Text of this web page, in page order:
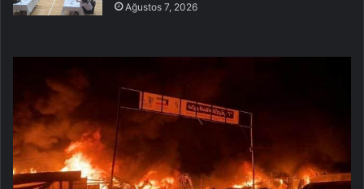
Ağustos 7, 2026